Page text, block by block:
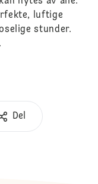
luftige
stunder.
Del